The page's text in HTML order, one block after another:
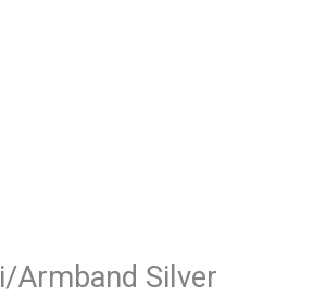
Armband Silver